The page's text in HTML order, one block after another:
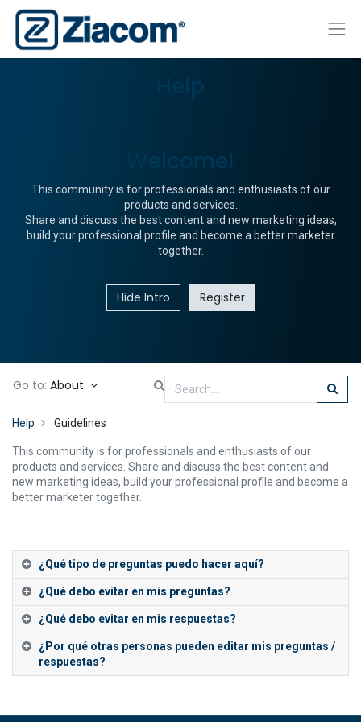
Help
Welcome!
This community is for professionals and enthusiasts of our
products and services.
Share and discuss the best content and new marketing ideas,
build your professional profile and become a better marketer
together.
Hide Intro Register
Go to: About
Help Guidelines
This community is for professionals and enthusiasts of our
products and services. Share and discuss the best content and
new marketing ideas, build your professional profile and become a
better marketer together.
¿Qué tipo de preguntas puedo hacer aquí?
¿Qué debo evitar en mis preguntas?
¿Qué debo evitar en mis respuestas?
¿Por qué otras personas pueden editar mis preguntas /
respuestas?